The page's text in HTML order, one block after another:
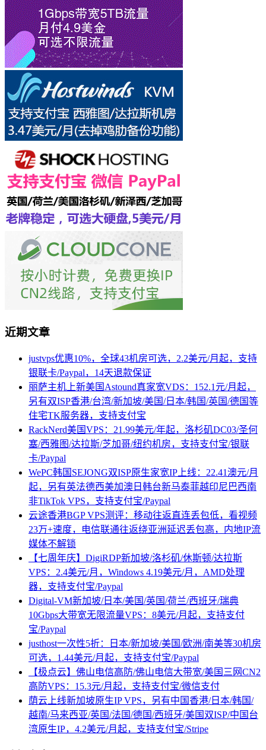
近期文章
justvps优惠10%，全球43机房可选，2.2美元/月起，支持
银联卡/Paypal，14天退款保证
丽萨主机上新美国Astound真家宽VDS：152.1元/月起，
另有双ISP香港/台湾/新加坡/美国/日本/韩国/英国/德国等
住宅TK服务器，支持支付宝
RackNerd美国VPS：21.99美元/年起，洛杉矶DC03/圣何
塞/西雅图/达拉斯/芝加哥/纽约机房，支持支付宝/银联
卡/Paypal
WePC韩国SEJONG双ISP原生家宽IP上线：22.41澳元/月
起，另有英法德西美加澳日韩台新马泰菲越印尼巴西南
非TikTok VPS，支持支付宝/Paypal
云途香港BGP VPS测评：移动往返直连丢包低，看视频
23万+速度，电信联通往返绕亚洲延迟丢包高，内地IP流
媒体不解锁
【七周年庆】DigiRDP新加坡/洛杉矶/休斯顿/达拉斯
VPS：2.4美元/月，Windows 4.19美元/月，AMD处理
器，支持支付宝/Paypal
Digital-VM新加坡/日本/美国/英国/荷兰/西班牙/瑞典
10Gbps大带宽无限流量VPS：8美元/月起，支持支付
宝/Paypal
justhost一次性5折：日本/新加坡/美国/欧洲/南美等30机房
可选，1.44美元/月起，支持支付宝/Paypal
【极点云】佛山电信高防/佛山电信大带宽/美国三网CN2
高防VPS：15.3元/月起，支持支付宝/微信支付
荫云上线新加坡原生IP VPS，另有中国香港/日本/韩国/
越南/马来西亚/英国/法国/德国/西班牙/美国双ISP/中国台
湾原生IP，4.2美元/月起，支持支付宝/Stripe